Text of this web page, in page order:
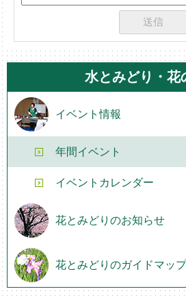
水とみどり・花
イベント情報
年間イベント
イベントカレンダー
花とみどりのお知らせ
花とみどりのガイドマップ